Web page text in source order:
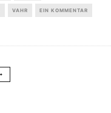
VAHR EIN KOMMENTAR